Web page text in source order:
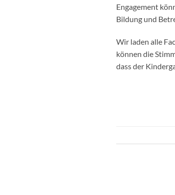
Engagement
Bildung und
Wir laden alle
können die
dass der